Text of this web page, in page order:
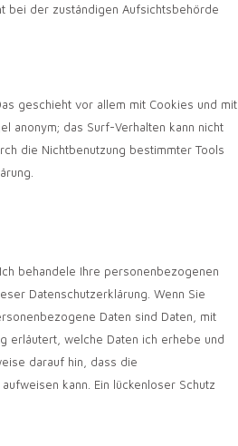
bei der zuständigen Aufsichtsbehörde
geschieht vor allem mit Cookies und mit
anonym; das Surf-Verhalten kann nicht
die Nichtbenutzung bestimmter Tools
behandele Ihre personenbezogenen
Datenschutzerklärung. Wenn Sie
Daten sind Daten, mit
erläutert, welche Daten ich erhebe und
darauf hin, dass die
kann. Ein lückenloser Schutz